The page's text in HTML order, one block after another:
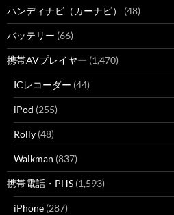
ハンディナビ（カーナビ） (48)
バッテリー (66)
携帯AVプレイヤー (1,470)
ICレコーダー (44)
iPod (255)
Rolly (48)
Walkman (837)
携帯電話・PHS (1,593)
iPhone (287)